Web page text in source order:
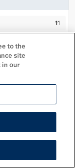
11
430 m
to the
site
in our